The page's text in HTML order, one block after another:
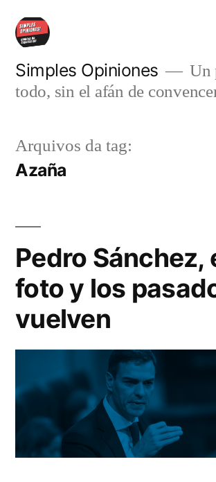
Pular
para
conteúdo
Simples Opiniones
Un
todo, sin el afán de
Arquivos da tag:
Azaña
Pedro Sánchez,
foto y los
vuelven